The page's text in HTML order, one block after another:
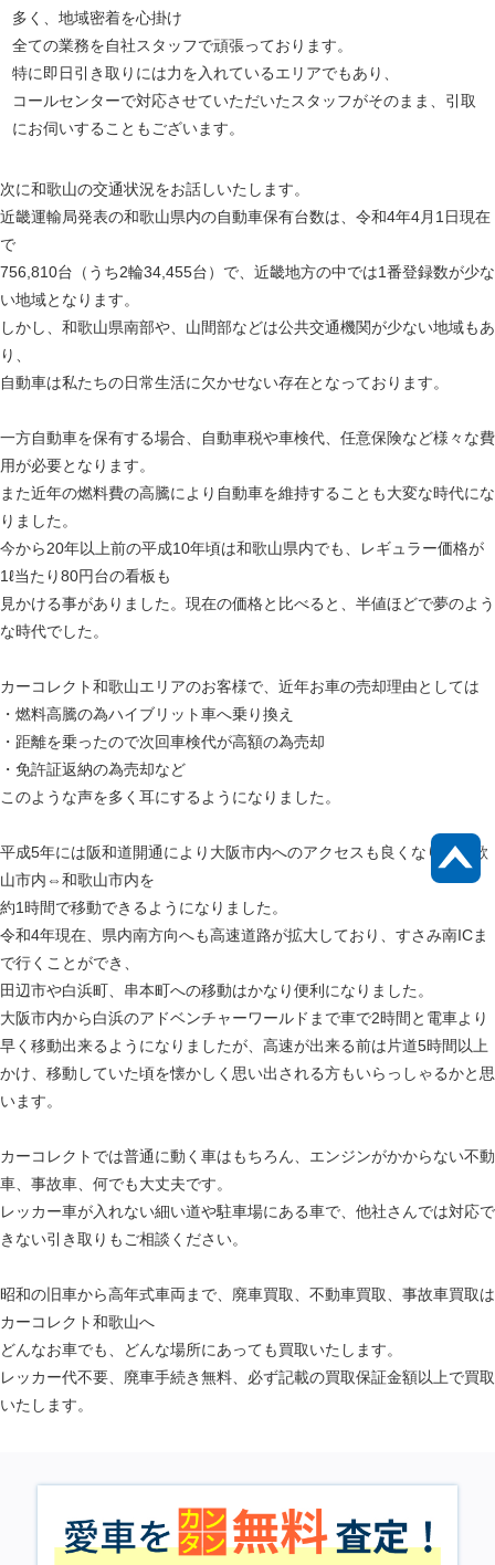
多く、地域密着を心掛け
全ての業務を自社スタッフで頑張っております。
特に即日引き取りには力を入れているエリアでもあり、
コールセンターで対応させていただいたスタッフがそのまま、引取
にお伺いすることもございます。
次に和歌山の交通状況をお話しいたします。
近畿運輸局発表の和歌山県内の自動車保有台数は、令和4年4月1日現在
で
756,810台（うち2輪34,455台）で、近畿地方の中では1番登録数が少な
い地域となります。
しかし、和歌山県南部や、山間部などは公共交通機関が少ない地域もあ
り、
自動車は私たちの日常生活に欠かせない存在となっております。
一方自動車を保有する場合、自動車税や車検代、任意保険など様々な費
用が必要となります。
また近年の燃料費の高騰により自動車を維持することも大変な時代にな
りました。
今から20年以上前の平成10年頃は和歌山県内でも、レギュラー価格が
1ℓ当たり80円台の看板も
見かける事がありました。現在の価格と比べると、半値ほどで夢のよう
な時代でした。
カーコレクト和歌山エリアのお客様で、近年お車の売却理由としては
・燃料高騰の為ハイブリット車へ乗り換え
・距離を乗ったので次回車検代が高額の為売却
・免許証返納の為売却など
このような声を多く耳にするようになりました。
平成5年には阪和道開通により大阪市内へのアクセスも良くなり、和歌
山市内⇔和歌山市内を
約1時間で移動できるようになりました。
令和4年現在、県内南方向へも高速道路が拡大しており、すさみ南ICま
で行くことができ、
田辺市や白浜町、串本町への移動はかなり便利になりました。
大阪市内から白浜のアドベンチャーワールドまで車で2時間と電車より
早く移動出来るようになりましたが、高速が出来る前は片道5時間以上
かけ、移動していた頃を懐かしく思い出される方もいらっしゃるかと思
います。
カーコレクトでは普通に動く車はもちろん、エンジンがかからない不動
車、事故車、何でも大丈夫です。
レッカー車が入れない細い道や駐車場にある車で、他社さんでは対応で
きない引き取りもご相談ください。
昭和の旧車から高年式車両まで、廃車買取、不動車買取、事故車買取は
カーコレクト和歌山へ
どんなお車でも、どんな場所にあっても買取いたします。
レッカー代不要、廃車手続き無料、必ず記載の買取保証金額以上で買取
いたします。